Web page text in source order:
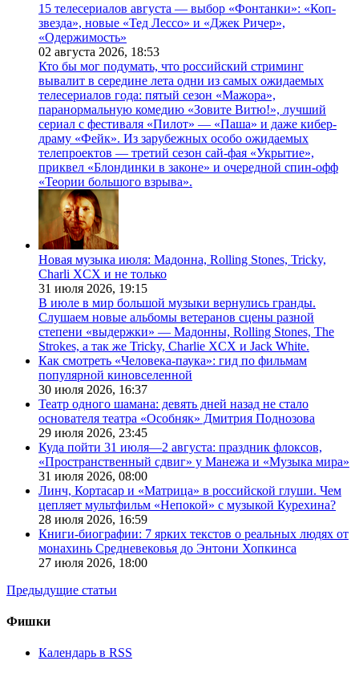
15 телесериалов августа — выбор «Фонтанки»: «Коп-
звезда», новые «Тед Лессо» и «Джек Ричер»,
«Одержимость»
02 августа 2026, 18:53
Кто бы мог подумать, что российский стриминг
вывалит в середине лета одни из самых ожидаемых
телесериалов года: пятый сезон «Мажора»,
паранормальную комедию «Зовите Витю!», лучший
сериал с фестиваля «Пилот» — «Паша» и даже кибер-
драму «Фейк». Из зарубежных особо ожидаемых
телепроектов — третий сезон сай-фая «Укрытие»,
приквел «Блондинки в законе» и очередной спин-офф
«Теории большого взрыва».
Новая музыка июля: Мадонна, Rolling Stones, Tricky,
Charli XCX и не только
31 июля 2026, 19:15
В июле в мир большой музыки вернулись гранды.
Слушаем новые альбомы ветеранов сцены разной
степени «выдержки» — Мадонны, Rolling Stones, The
Strokes, а так же Tricky, Charlie XCX и Jack White.
Как смотреть «Человека-паука»: гид по фильмам
популярной киновселенной
30 июля 2026, 16:37
Театр одного шамана: девять дней назад не стало
основателя театра «Особняк» Дмитрия Поднозова
29 июля 2026, 23:45
Куда пойти 31 июля—2 августа: праздник флоксов,
«Пространственный сдвиг» у Манежа и «Музыка мира»
31 июля 2026, 08:00
Линч, Кортасар и «Матрица» в российской глуши. Чем
цепляет мультфильм «Непокой» с музыкой Курехина?
28 июля 2026, 16:59
Книги-биографии: 7 ярких текстов о реальных людях от
монахинь Средневековья до Энтони Хопкинса
27 июля 2026, 18:00
Предыдущие статьи
Фишки
Календарь в RSS